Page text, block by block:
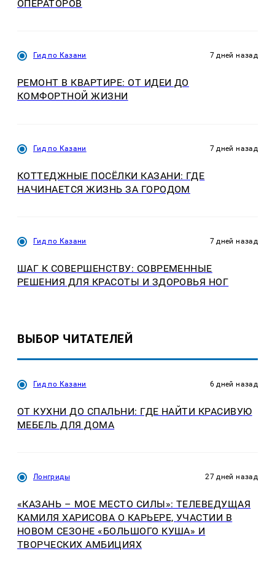
ОПЕРАТОРОВ
Гид по Казани 7 дней назад
РЕМОНТ В КВАРТИРЕ: ОТ ИДЕИ ДО
КОМФОРТНОЙ ЖИЗНИ
Гид по Казани 7 дней назад
КОТТЕДЖНЫЕ ПОСЁЛКИ КАЗАНИ: ГДЕ
НАЧИНАЕТСЯ ЖИЗНЬ ЗА ГОРОДОМ
Гид по Казани 7 дней назад
ШАГ К СОВЕРШЕНСТВУ: СОВРЕМЕННЫЕ
РЕШЕНИЯ ДЛЯ КРАСОТЫ И ЗДОРОВЬЯ НОГ
ВЫБОР ЧИТАТЕЛЕЙ
Гид по Казани 6 дней назад
ОТ КУХНИ ДО СПАЛЬНИ: ГДЕ НАЙТИ КРАСИВУЮ
МЕБЕЛЬ ДЛЯ ДОМА
Лонгриды 27 дней назад
«КАЗАНЬ – МОЕ МЕСТО СИЛЫ»: ТЕЛЕВЕДУЩАЯ
КАМИЛЯ ХАРИСОВА О КАРЬЕРЕ, УЧАСТИИ В
НОВОМ СЕЗОНЕ «БОЛЬШОГО КУША» И
ТВОРЧЕСКИХ АМБИЦИЯХ